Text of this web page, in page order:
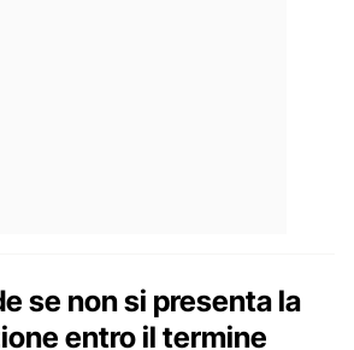
se non si presenta la
entro il termine